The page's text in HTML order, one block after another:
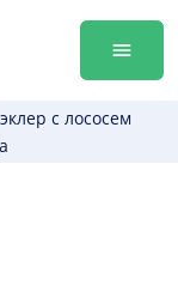
гала-
Меню
с лососем